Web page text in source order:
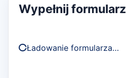
Wypełnij formularz
Ładowanie formularza…